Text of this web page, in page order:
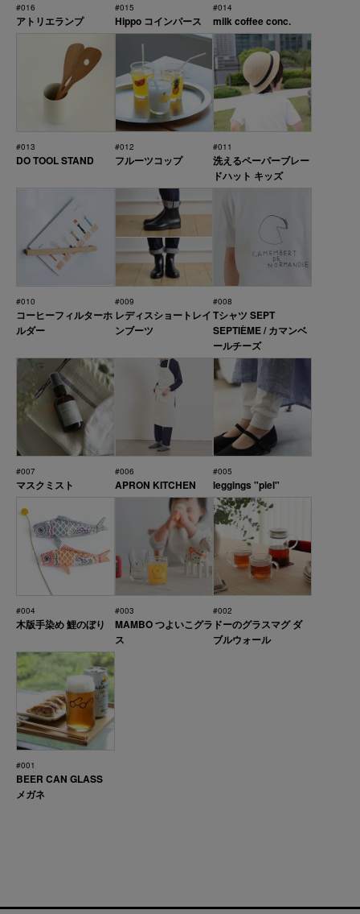
#016
アトリエランプ
#015
Hippo コインパース
#014
milk coffee conc.
#013
DO TOOL STAND
#012
フルーツコップ
#011
洗えるペーパーブレー
ドハット キッズ
#010
コーヒーフィルターホ
ルダー
#009
レディスショートレイ
ンブーツ
#008
Tシャツ SEPT
SEPTIÈME / カマンベ
ールチーズ
#007
マスクミスト
#006
APRON KITCHEN
#005
leggings "piel"
#004
木版手染め 鯉のぼり
#003
MAMBO つよいこグラ
ス
#002
ドーのグラスマグ ダ
ブルウォール
#001
BEER CAN GLASS
メガネ